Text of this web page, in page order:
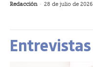
Redacción - 28 de julio de 2026
Entrevistas